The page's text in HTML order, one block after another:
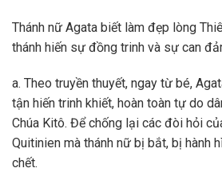
Thánh nữ Agata biết làm đẹp lòng
thánh hiến sự đồng trinh và sự can
a. Theo truyền thuyết, ngay từ bé,
tận hiến trinh khiết, hoàn toàn tự do
Chúa Kitô. Để chống lại các đòi hỏi
Quitinien mà thánh nữ bị bắt, bị hành
chết.